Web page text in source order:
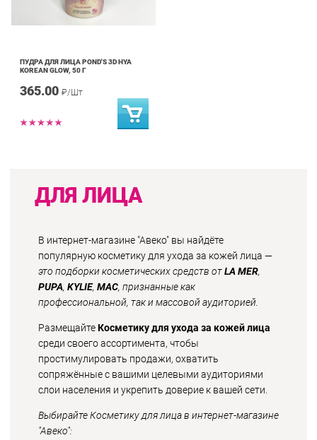
ПУДРА ДЛЯ ЛИЦА POND'S 3D HYA
KOREAN GLOW, 50 Г
365.00 ₽/Шт
ДЛЯ ЛИЦА
В интернет-магазине "Авеко" вы найдёте
популярную косметику для ухода за кожей лица —
это подборки косметических средств отLA MER,
PUPA, KYLIE, MAC, признанные как
профессиональной, так и массовой аудиторией.
РазмещайтеКосметику для ухода за кожей лица
среди своего ассортимента, чтобы
простимулировать продажи, охватить
сопряжённые с вашими целевыми аудиториями
слои населения и укрепить доверие к вашей сети.
Выбирайте Косметику для лица в интернет-магазине
"Авеко":